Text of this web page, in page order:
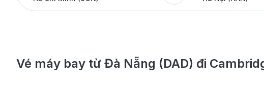
Vé máy bay từ Đà Nẵng (DAD) đi